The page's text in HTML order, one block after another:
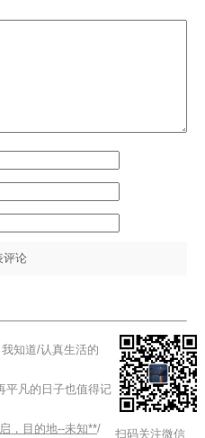
知道/认真生活的
平凡的日子也值得记
，目的地--未知**/ 扫码关注微信